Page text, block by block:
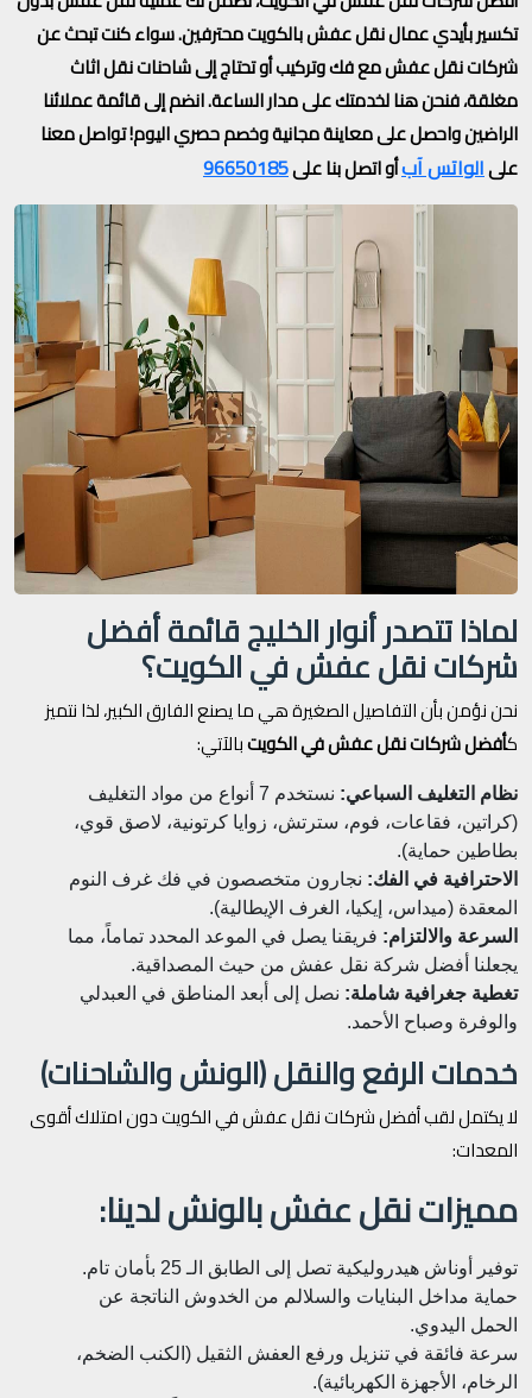
تكسير بأيدي عمال نقل عفش بالكويت محترفين. سواء كنت تبحث عن
شركات نقل عفش مع فك وتركيب أو تحتاج إلى شاحنات نقل اثاث
مغلقة، فنحن هنا لخدمتك على مدار الساعة. انضم إلى قائمة عملائنا
الراضين واحصل على معاينة مجانية وخصم حصري اليوم! تواصل معنا
علىالواتس آبأو اتصل بنا على96650185
لماذا تتصدر أنوار الخليج قائمة أفضل
شركات نقل عفش في الكويت؟
نحن نؤمن بأن التفاصيل الصغيرة هي ما يصنع الفارق الكبير، لذا نتميز
كأفضل شركات نقل عفش في الكويتبالآتي:
نظام التغليف السباعي:
نستخدم 7 أنواع من مواد التغليف
(كراتين، فقاعات، فوم، سترتش، زوايا كرتونية، لاصق قوي،
بطاطين حماية).
الاحترافية في الفك: نجارون متخصصون في فك غرف النوم
المعقدة (ميداس، إيكيا، الغرف الإيطالية).
السرعة والالتزام: فريقنا يصل في الموعد المحدد تماماً، مما
يجعلنا أفضل شركة نقل عفش من حيث المصداقية.
تغطية جغرافية شاملة: نصل إلى أبعد المناطق في العبدلي
والوفرة وصباح الأحمد.
خدمات الرفع والنقل (الونش والشاحنات)
لا يكتمل لقب أفضل شركات نقل عفش في الكويت دون امتلاك أقوى
المعدات:
مميزات نقل عفش بالونش لدينا:
توفير أوناش هيدروليكية تصل إلى الطابق الـ 25 بأمان تام.
حماية مداخل البنايات والسلالم من الخدوش الناتجة عن
الحمل اليدوي.
سرعة فائقة في تنزيل ورفع العفش الثقيل (الكنب الضخم،
الرخام، الأجهزة الكهربائية).